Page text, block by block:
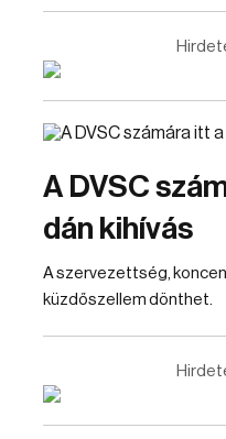
A DVSC
dán kihívás
A szervezettség,
küzdőszellem dönthet.